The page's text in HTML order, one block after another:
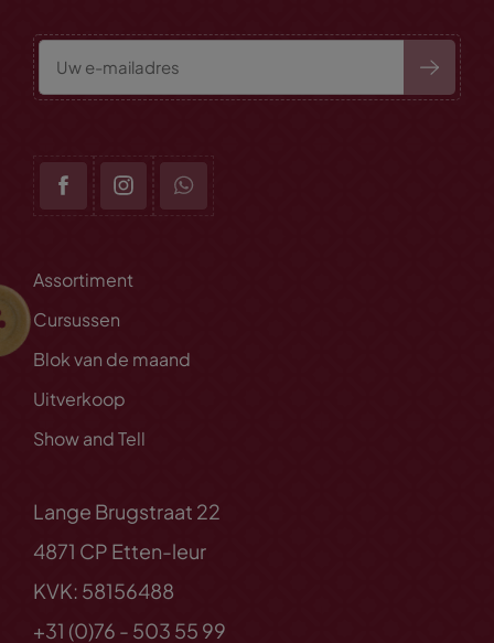
Assortiment
Cursussen
Blok van de maand
Uitverkoop
Show and Tell
Lange Brugstraat 22
4871 CP Etten-leur
KVK: 58156488
+31 (0)76 - 503 55 99